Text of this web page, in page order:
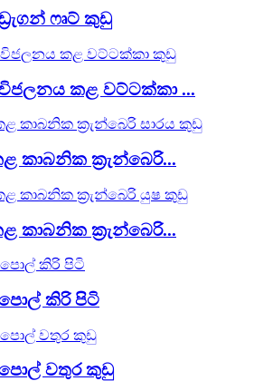
ෆෘට් කුඩු
කළ වට්ටක්කා ...
කාබනික ක්‍රැන්බෙරි...
කාබනික ක්‍රැන්බෙරි...
කිරි පිටි
වතුර කුඩු